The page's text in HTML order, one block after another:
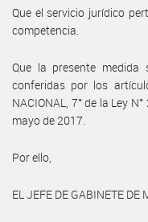
Que el servicio jurídico
competencia.
Que la presente
conferidas por los
NACIONAL, 7° de la Ley
mayo de 2017.
Por ello,
EL JEFE DE GABINETE DE